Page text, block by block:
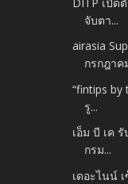
จับตา...
airasia
กรกฎาค
“fintips
รู...
เอ็ม บี เค
กรม...
เดอะไนน์